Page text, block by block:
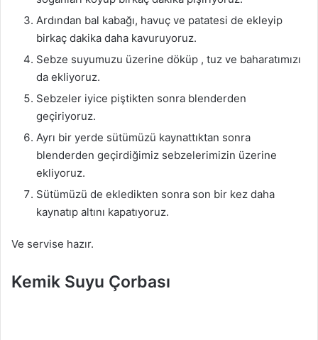
Ardından bal kabağı, havuç ve patatesi de ekleyip
birkaç dakika daha kavuruyoruz.
Sebze suyumuzu üzerine döküp , tuz ve baharatımızı
da ekliyoruz.
Sebzeler iyice piştikten sonra blenderden
geçiriyoruz.
Ayrı bir yerde sütümüzü kaynattıktan sonra
blenderden geçirdiğimiz sebzelerimizin üzerine
ekliyoruz.
Sütümüzü de ekledikten sonra son bir kez daha
kaynatıp altını kapatıyoruz.
Ve servise hazır.
Kemik Suyu Çorbası